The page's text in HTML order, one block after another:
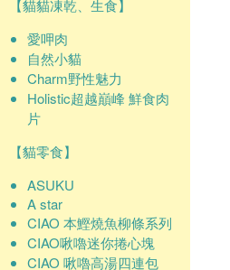
【貓貓凍乾、生食】
愛呷肉
自然小貓
Charm野性魅力
Holistic超越巔峰 鮮食肉
片
【貓零食】
ASUKU
A star
CIAO 本鰹燒魚柳條系列
CIAO啾嚕迷你捲心塊
CIAO 啾嚕高湯四連包